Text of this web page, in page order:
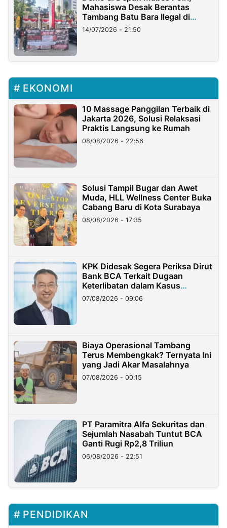
Mahasiswa Desak Berantas
Tambang Batu Bara Ilegal di
Lampung
14/07/2026 - 21:50
EKONOMI
10 Massage Panggilan Terbaik di
Jakarta 2026, Solusi Relaksasi
Praktis Langsung ke Rumah
08/08/2026 - 22:56
Solusi Tampil Bugar dan Awet
Muda, HLL Wellness Center Buka
Cabang Baru di Kota Surabaya
08/08/2026 - 17:35
KPK Didesak Segera Periksa Dirut
Bank BCA Terkait Dugaan
Keterlibatan dalam Kasus
Hilangnya Dana Nasabah Rp2,58
Miliar
07/08/2026 - 09:06
Biaya Operasional Tambang
Terus Membengkak? Ternyata Ini
yang Jadi Akar Masalahnya
07/08/2026 - 00:15
PT Paramitra Alfa Sekuritas dan
Sejumlah Nasabah Tuntut BCA
Ganti Rugi Rp2,8 Triliun
06/08/2026 - 22:51
PENDIDIKAN